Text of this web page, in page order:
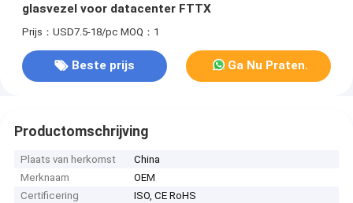
glasvezel voor datacenter FTTX
Prijs：USD7.5-18/pc MOQ：1
Beste prijs Ga Nu Praten.
Productomschrijving
Plaats van herkomst
China
Merknaam
OEM
Certificering
ISO, CE RoHS